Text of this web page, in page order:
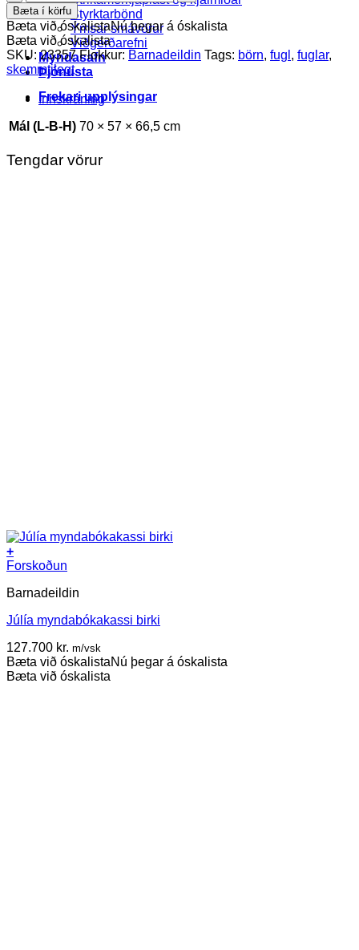
Styrktarbönd
Ýmsar smávörur
Viðgerðarefni
Myndasafn
Þjónusta
Innskráning
fugl
(stærri)
-
hvítur
quantity
Bæta í körfu
Bæta við óskalistaNú þegar á óskalista
Bæta við óskalista
SKU:23357 Flokkur: Barnadeildin Tags: börn, fugl , fuglar,
skemmtilegt
Frekari upplýsingar
Mál (L-B-H) 70 × 57 × 66,5 cm
Tengdar vörur
+
Forskoðun
Barnadeildin
Júlía myndabókakassi birki
127.700 kr. m/vsk
Bæta við óskalistaNú þegar á óskalista
Bæta við óskalista